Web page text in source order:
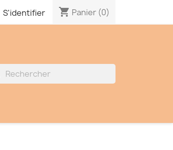
S'identifier shopping_cart Panier (0)